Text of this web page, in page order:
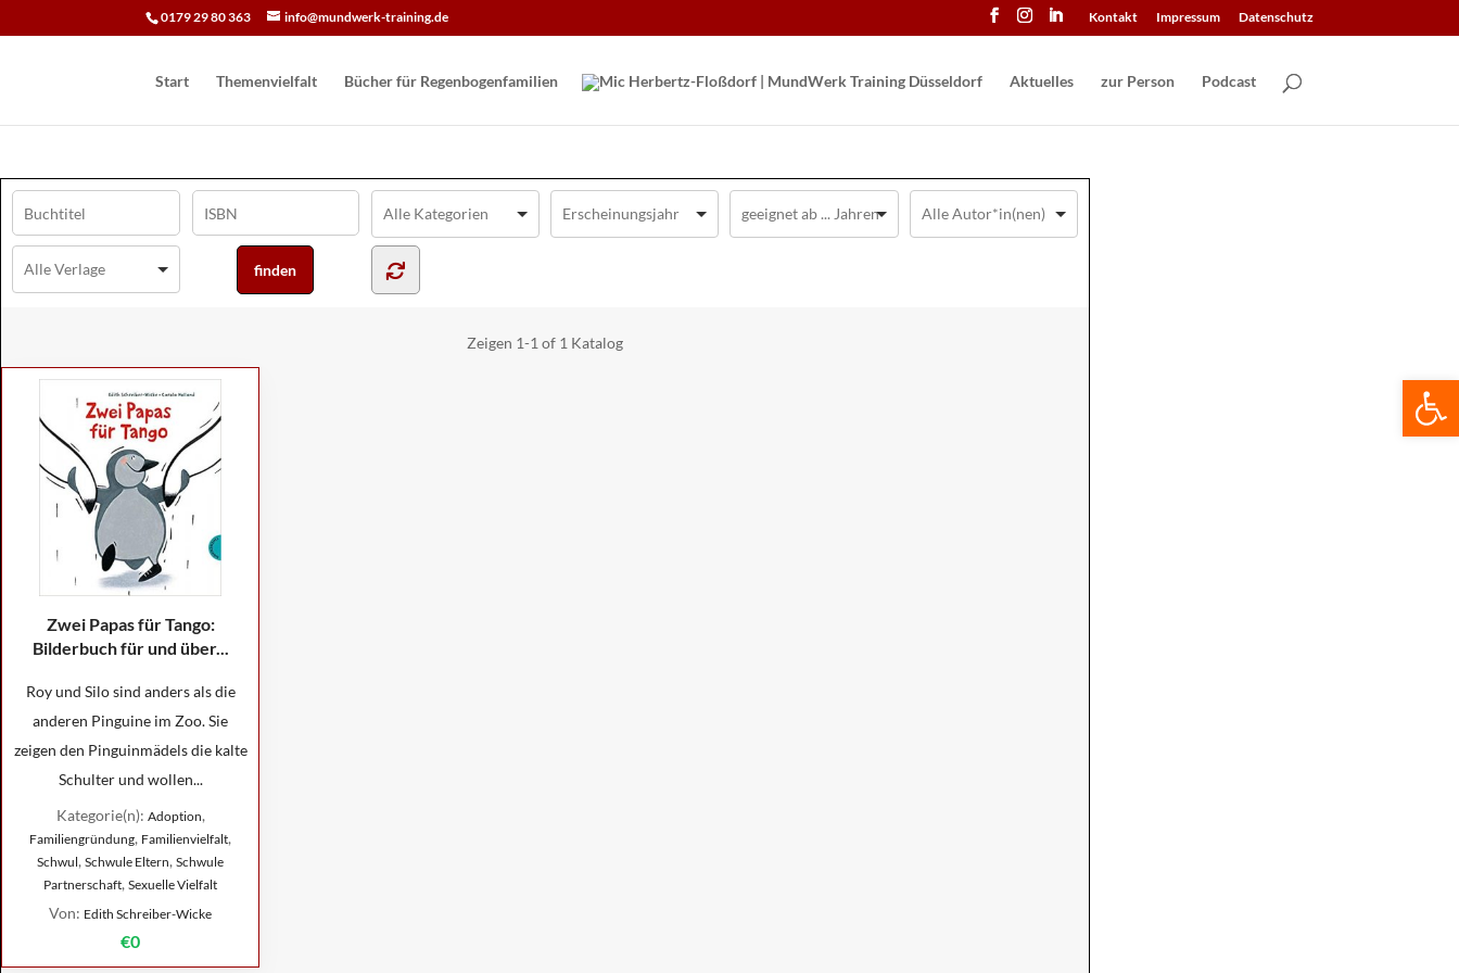
0179 29 80 363 info@mundwerk-training.de Kontakt Impressum Datenschutz
Start Themenvielfalt Bücher für Regen­bogen­familien Aktuelles zur Person Podcast
Zeigen 1-1 of 1 Katalog
Zwei Papas für Tango:
Bilderbuch für und über...
Roy und Silo sind anders als die
anderen Pinguine im Zoo. Sie
zeigen den Pinguinmädels die kalte
Schulter und wollen...
Kategorie(n): Adoption,
Familiengründung, Familienvielfalt,
Schwul, Schwule Eltern, Schwule
Partnerschaft, Sexuelle Vielfalt
Von: Edith Schreiber-Wicke
€0